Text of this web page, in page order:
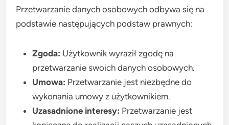
Przetwarzanie danych osobowych odbywa się na
podstawie następujących podstaw prawnych:
Zgoda: Użytkownik wyraził zgodę na
przetwarzanie swoich danych osobowych.
Umowa: Przetwarzanie jest niezbędne do
wykonania umowy z użytkownikiem.
Uzasadnione interesy: Przetwarzanie jest